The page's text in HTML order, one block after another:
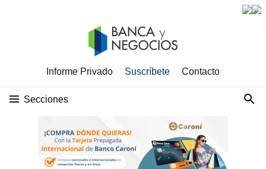
Informe Privado Suscríbete Contacto
Secciones